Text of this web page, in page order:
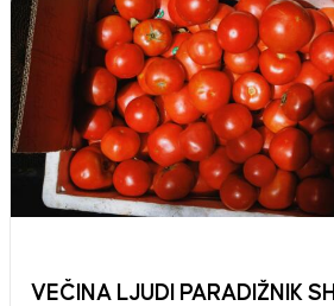
VEČINA LJUDI PARADIŽNIK